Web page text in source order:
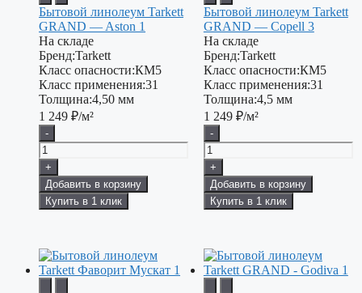
Бытовой линолеум Tarkett
GRAND — Aston 1
На складе
Бренд:Tarkett
Класс опасности:КМ5
Класс применения:31
Толщина:4,50 мм
1 249 ₽/м²
-
+
Добавить в корзину
Купить в 1 клик
Бытовой линолеум Tarkett
GRAND — Copell 3
На складе
Бренд:Tarkett
Класс опасности:КМ5
Класс применения:31
Толщина:4,5 мм
1 249 ₽/м²
-
+
Добавить в корзину
Купить в 1 клик